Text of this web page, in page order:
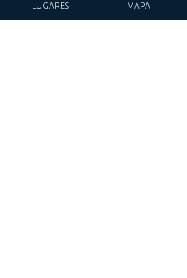
LUGARES MAPA